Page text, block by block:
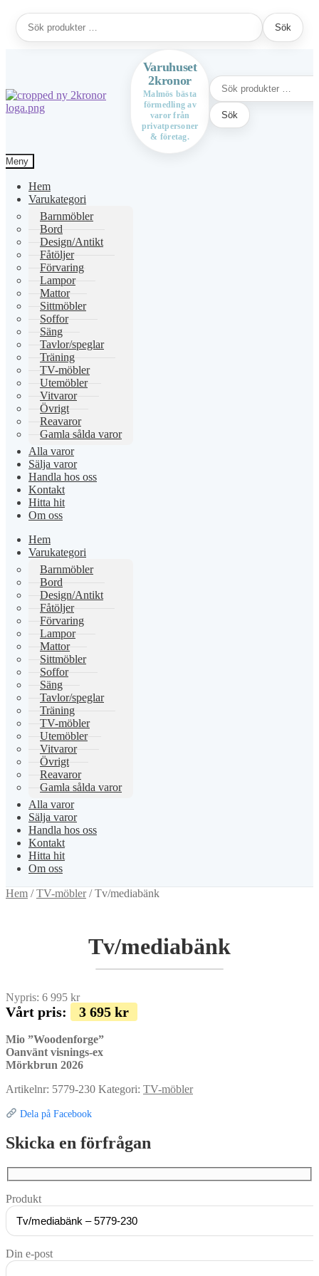
Sök
efter:
Sök
Hoppa
Hoppa
Varuhuset
2kronor
Malmös bästa
förmedling av
varor från
privatpersoner
& företag.
Sök
efter:
Sök
Meny
Hem
Varukategori
Barnmöbler
Bord
Design/Antikt
Fåtöljer
Förvaring
Lampor
Mattor
Sittmöbler
Soffor
Säng
Tavlor/speglar
Träning
TV-möbler
Utemöbler
Vitvaror
Övrigt
Reavaror
Gamla sålda varor
Alla varor
Sälja varor
Handla hos oss
Kontakt
Hitta hit
Om oss
Hem
Varukategori
Barnmöbler
Bord
Design/Antikt
Fåtöljer
Förvaring
Lampor
Mattor
Sittmöbler
Soffor
Säng
Tavlor/speglar
Träning
TV-möbler
Utemöbler
Vitvaror
Övrigt
Reavaror
Gamla sålda varor
Alla varor
Sälja varor
Handla hos oss
Kontakt
Hitta hit
Om oss
Hem /TV-möbler/Tv/mediabänk
Tv/mediabänk
Nypris: 6 995 kr
Vårt pris: 3 695 kr
Mio ”Woodenforge”
Oanvänt visnings-ex
Mörkbrun 2026
Artikelnr: 5779-230 Kategori: TV-möbler
Dela på Facebook
Skicka en förfrågan
Produkt
Din e-post